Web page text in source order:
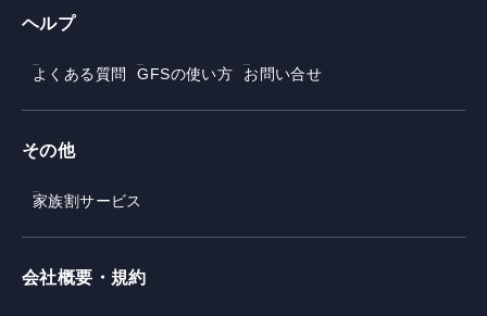
ヘルプ
よくある質問 GFSの使い方 お問い合せ
その他
家族割サービス
会社概要・規約